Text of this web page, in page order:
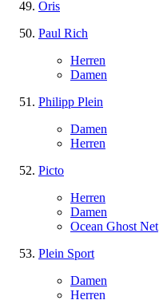
Oris
Paul Rich
Herren
Damen
Philipp Plein
Damen
Herren
Picto
Herren
Damen
Ocean Ghost Net
Plein Sport
Damen
Herren